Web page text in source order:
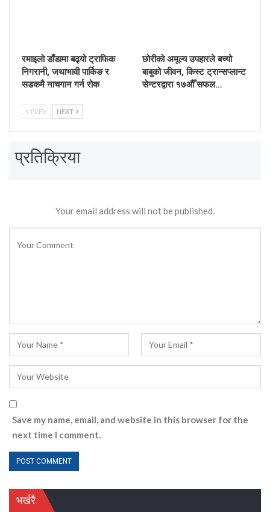
रमाइलो डाँडामा बढ्यो ट्राफिक
निगरानी, जथाभावी पार्किङ र
सडकमै नाचगान गर्न रोक
छोरीको अमूल्य उपहारले बच्यो
बाबुको जीवन, किस्ट ट्रान्सप्लान्ट
सेन्टरद्वारा १७औँ सफल…
PREV NEXT
प्रतिक्रिया
Your email address will not be published.
Save my name, email, and website in this browser for the
next time I comment.
भर्खरै